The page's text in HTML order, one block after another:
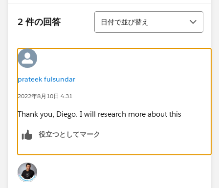
2 件の回答
並び替え
日付で並び替え
prateek fulsundar
2022年8月10日 4:31
Thank you, Diego. I will research more about this
役立つとしてマーク